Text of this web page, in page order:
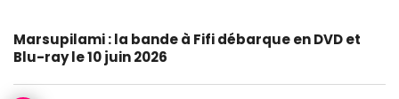
Marsupilami : la bande à Fifi débarque en DVD et
Blu-ray le 10 juin 2026